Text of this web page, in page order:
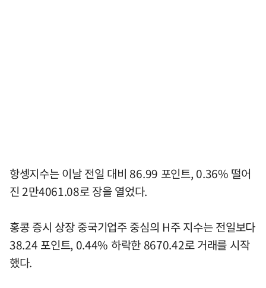
항셍지수는 이날 전일 대비 86.99 포인트, 0.36% 떨어
진 2만4061.08로 장을 열었다.
홍콩 증시 상장 중국기업주 중심의 H주 지수는 전일보다
38.24 포인트, 0.44% 하락한 8670.42로 거래를 시작
했다.